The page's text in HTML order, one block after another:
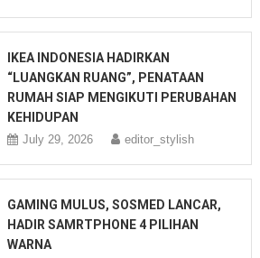
IKEA INDONESIA HADIRKAN
“LUANGKAN RUANG”, PENATAAN
RUMAH SIAP MENGIKUTI PERUBAHAN
KEHIDUPAN
July 29, 2026 editor_stylish
GAMING MULUS, SOSMED LANCAR,
HADIR SAMRTPHONE 4 PILIHAN
WARNA